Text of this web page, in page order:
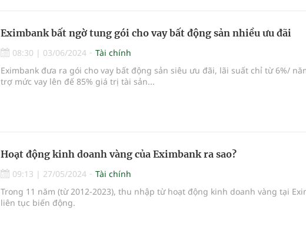
Eximbank bất ngờ tung gói cho vay bất động sản nhiều ưu đãi
08:30 | 03/06/2024
Tài chính
Eximbank đưa ra gói cho vay bất động sản siêu ưu đãi, lãi suất chỉ từ 6%/
trợ mức vay lên đế 85% giá trị tài sản...
Hoạt động kinh doanh vàng của Eximbank ra sao?
09:13 | 27/05/2024
Tài chính
Trong 11 năm (từ 2012-2023), thu nhập từ hoạt động kinh doanh vàng tại
liên tục biến động.